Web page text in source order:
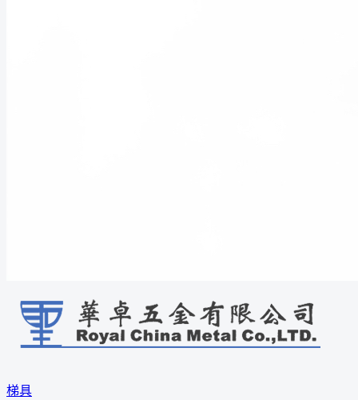
梯具